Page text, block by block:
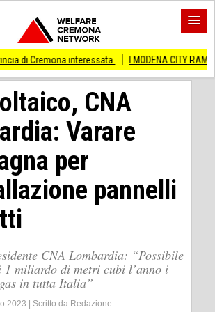
interessata. I MODENA CITY RAMBLERS
CNA
Varare
per
pannelli
CNA Lombardia: “Possibile
1 miliardo di metri cubi l’anno i
in tutta Italia”
2023 Scritto da Redazione